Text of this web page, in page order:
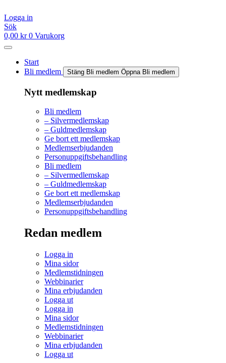
till
innehåll
Logga in
Sök
0,00 kr 0 Varukorg
Start
Bli medlem
Stäng Bli medlem Öppna Bli medlem
Nytt medlemskap
Bli medlem
– Silvermedlemskap
– Guldmedlemskap
Ge bort ett medlemskap
Medlemserbjudanden
Personuppgiftsbehandling
Bli medlem
– Silvermedlemskap
– Guldmedlemskap
Ge bort ett medlemskap
Medlemserbjudanden
Personuppgiftsbehandling
Redan medlem
Logga in
Mina sidor
Medlemstidningen
Webbinarier
Mina erbjudanden
Logga ut
Logga in
Mina sidor
Medlemstidningen
Webbinarier
Mina erbjudanden
Logga ut